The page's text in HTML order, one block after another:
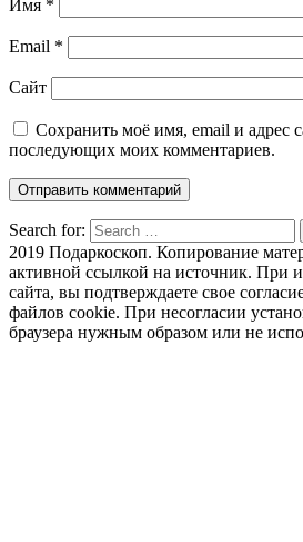
Имя *
Email *
Сайт
Сохранить моё имя, email и адрес
последующих моих комментариев.
Search for:
2019 Подаркоскоп. Копирование
активной ссылкой на источник. При
сайта, вы подтверждаете свое
файлов cookie. При несогласии
браузера нужным образом или не